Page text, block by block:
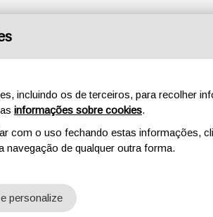
incluindo os de terceiros, para recolher
informações sobre cookies.
com o uso fechando estas informações,
navegação de qualquer outra forma.
personalize